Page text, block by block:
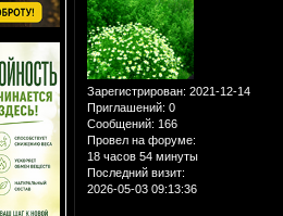
Зарегистрирован: 2021-12-14
Приглашений: 0
Сообщений: 166
Провел на форуме:
18 часов 54 минуты
Последний визит:
2026-05-03 09:13:36